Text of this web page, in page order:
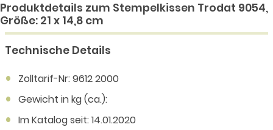
Produktdetails zum Stempelkissen Trodat 9054,
Größe: 21 x 14,8 cm
Technische Details
Zolltarif-Nr: 9612 2000
Gewicht in kg (ca.):
Im Katalog seit: 14.01.2020